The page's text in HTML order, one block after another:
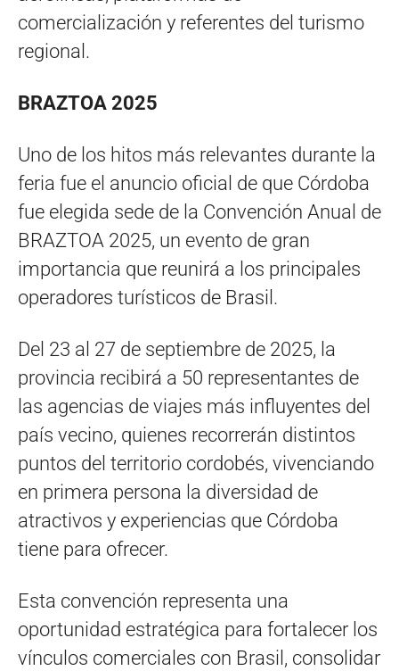
comercialización y referentes del turismo
regional.
BRAZTOA 2025
Uno de los hitos más relevantes durante la
feria fue el anuncio oficial de que Córdoba
fue elegida sede de la Convención Anual de
BRAZTOA 2025, un evento de gran
importancia que reunirá a los principales
operadores turísticos de Brasil.
Del 23 al 27 de septiembre de 2025, la
provincia recibirá a 50 representantes de
las agencias de viajes más influyentes del
país vecino, quienes recorrerán distintos
puntos del territorio cordobés, vivenciando
en primera persona la diversidad de
atractivos y experiencias que Córdoba
tiene para ofrecer.
Esta convención representa una
oportunidad estratégica para fortalecer los
vínculos comerciales con Brasil, consolidar